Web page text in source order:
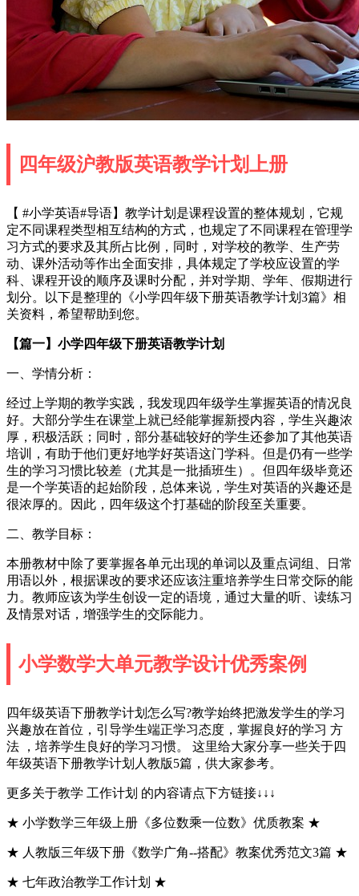
四年级沪教版英语教学计划上册
【 #小学英语#导语】教学计划是课程设置的整体规划，它规
定不同课程类型相互结构的方式，也规定了不同课程在管理学
习方式的要求及其所占比例，同时，对学校的教学、生产劳
动、课外活动等作出全面安排，具体规定了学校应设置的学
科、课程开设的顺序及课时分配，并对学期、学年、假期进行
划分。以下是整理的《小学四年级下册英语教学计划3篇》相
关资料，希望帮助到您。
【篇一】小学四年级下册英语教学计划
一、学情分析：
经过上学期的教学实践，我发现四年级学生掌握英语的情况良
好。大部分学生在课堂上就已经能掌握新授内容，学生兴趣浓
厚，积极活跃；同时，部分基础较好的学生还参加了其他英语
培训，有助于他们更好地学好英语这门学科。但是仍有一些学
生的学习习惯比较差（尤其是一批插班生）。但四年级毕竟还
是一个学英语的起始阶段，总体来说，学生对英语的兴趣还是
很浓厚的。因此，四年级这个打基础的阶段至关重要。
二、教学目标：
本册教材中除了要掌握各单元出现的单词以及重点词组、日常
用语以外，根据课改的要求还应该注重培养学生日常交际的能
力。教师应该为学生创设一定的语境，通过大量的听、读练习
及情景对话，增强学生的交际能力。
小学数学大单元教学设计优秀案例
四年级英语下册教学计划怎么写?教学始终把激发学生的学习
兴趣放在首位，引导学生端正学习态度，掌握良好的学习 方
法 ，培养学生良好的学习习惯。 这里给大家分享一些关于四
年级英语下册教学计划人教版5篇，供大家参考。
更多关于教学 工作计划 的内容请点下方链接↓↓↓
★ 小学数学三年级上册《多位数乘一位数》优质教案 ★
★ 人教版三年级下册《数学广角--搭配》教案优秀范文3篇 ★
★ 七年政治教学工作计划 ★